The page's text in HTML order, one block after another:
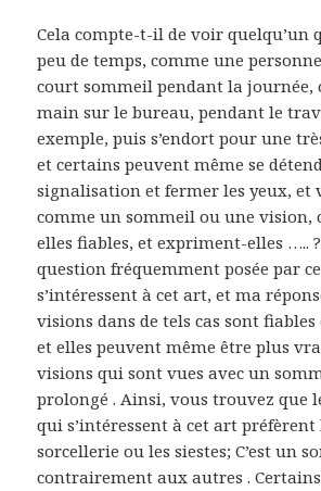
Cela compte-t-il de voir quelqu’un
peu de temps, comme une
court sommeil pendant la journée,
main sur le bureau, pendant le
exemple, puis s’endort pour une
et certains peuvent même se
signalisation et fermer les yeux, et
comme un sommeil ou une vision,
elles fiables, et expriment-elles ….. ?
question fréquemment posée par
s’intéressent à cet art, et ma
visions dans de tels cas sont fiables
et elles peuvent même être plus
visions qui sont vues avec un
prolongé . Ainsi, vous trouvez que
qui s’intéressent à cet art préfèrent
sorcellerie ou les siestes; C’est un
contrairement aux autres .